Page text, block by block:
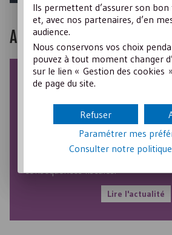
Actualités
Communauté d’intérêts,
fiscalisée !
Une association ayant des intérêts
communs avec une SARL ne peut
gestion désintéressée, et doit donc
conséquences fiscales.
Lire l'actualité
Ils permettent d’assurer son
et, avec nos partenaires, d’en
audience.
Nous conservons vos choix
pouvez à tout moment changer
sur le lien « Gestion des cookies
de page du site.
Refuser
Paramétrer mes
Consulter notre